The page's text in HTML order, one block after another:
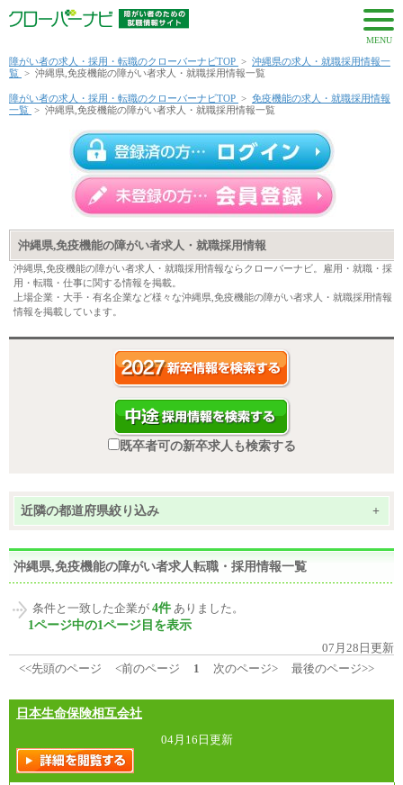
MENU
障がい者の求人・採用・転職のクローバーナビTOP > 沖縄県の求人・就職採用情報一
覧 > 沖縄県,免疫機能の障がい者求人・就職採用情報一覧
障がい者の求人・採用・転職のクローバーナビTOP > 免疫機能の求人・就職採用情報
一覧 > 沖縄県,免疫機能の障がい者求人・就職採用情報一覧
沖縄県,免疫機能の障がい者求人・就職採用情報
沖縄県,免疫機能の障がい者求人・就職採用情報ならクローバーナビ。雇用・就職・採
用・転職・仕事に関する情報を掲載。
上場企業・大手・有名企業など様々な沖縄県,免疫機能の障がい者求人・就職採用情報
情報を掲載しています。
既卒者可の新卒求人も検索する
近隣の都道府県絞り込み +
沖縄県,免疫機能の障がい者求人転職・採用情報一覧
条件と一致した企業が 4件 ありました。
1ページ中の1ページ目を表示
07月28日更新
<<先頭のページ
<前のページ 1 次のページ> 最後のページ>>
日本生命保険相互会社
04月16日更新